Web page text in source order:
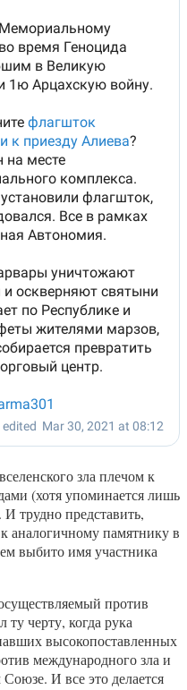
зла плечом к
(хотя упоминается лишь
трудно представить,
аналогичному памятнику в
выбито имя участника
против
черту, когда рука
высокопоставленных
международного зла и
И все это делается